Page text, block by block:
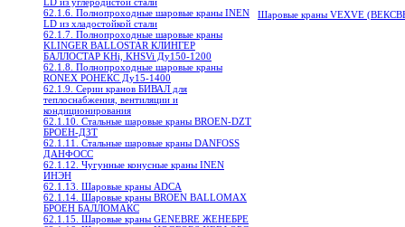
62.1.6. Полнопроходные шаровые краны INEN
LD из хладостойкой стали
62.1.7. Полнопроходные шаровые краны
KLINGER BALLOSTAR КЛИНГЕР
БАЛЛОСТАР KHi, KHSVi Ду150-1200
62.1.8. Полнопроходные шаровые краны
RONEX РОНЕКС Ду15-1400
62.1.9. Серии кранов БИВАЛ для
теплоснабжения, вентиляции и
кондиционирования
62.1.10. Стальные шаровые краны BROEN-DZT
БРОЕН-ДЗТ
62.1.11. Стальные шаровые краны DANFOSS
ДАНФОСС
62.1.12. Чугунные конусные краны INEN
ИНЭН
62.1.13. Шаровые краны ADCA
62.1.14. Шаровые краны BROEN BALLOMAX
БРОЕН БАЛЛОМАКС
62.1.15. Шаровые краны GENEBRE ЖЕНЕБРЕ
Шаровые краны VEXVE